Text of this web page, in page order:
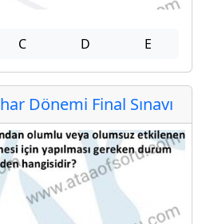
C D E
Dönemi Final Sınavı